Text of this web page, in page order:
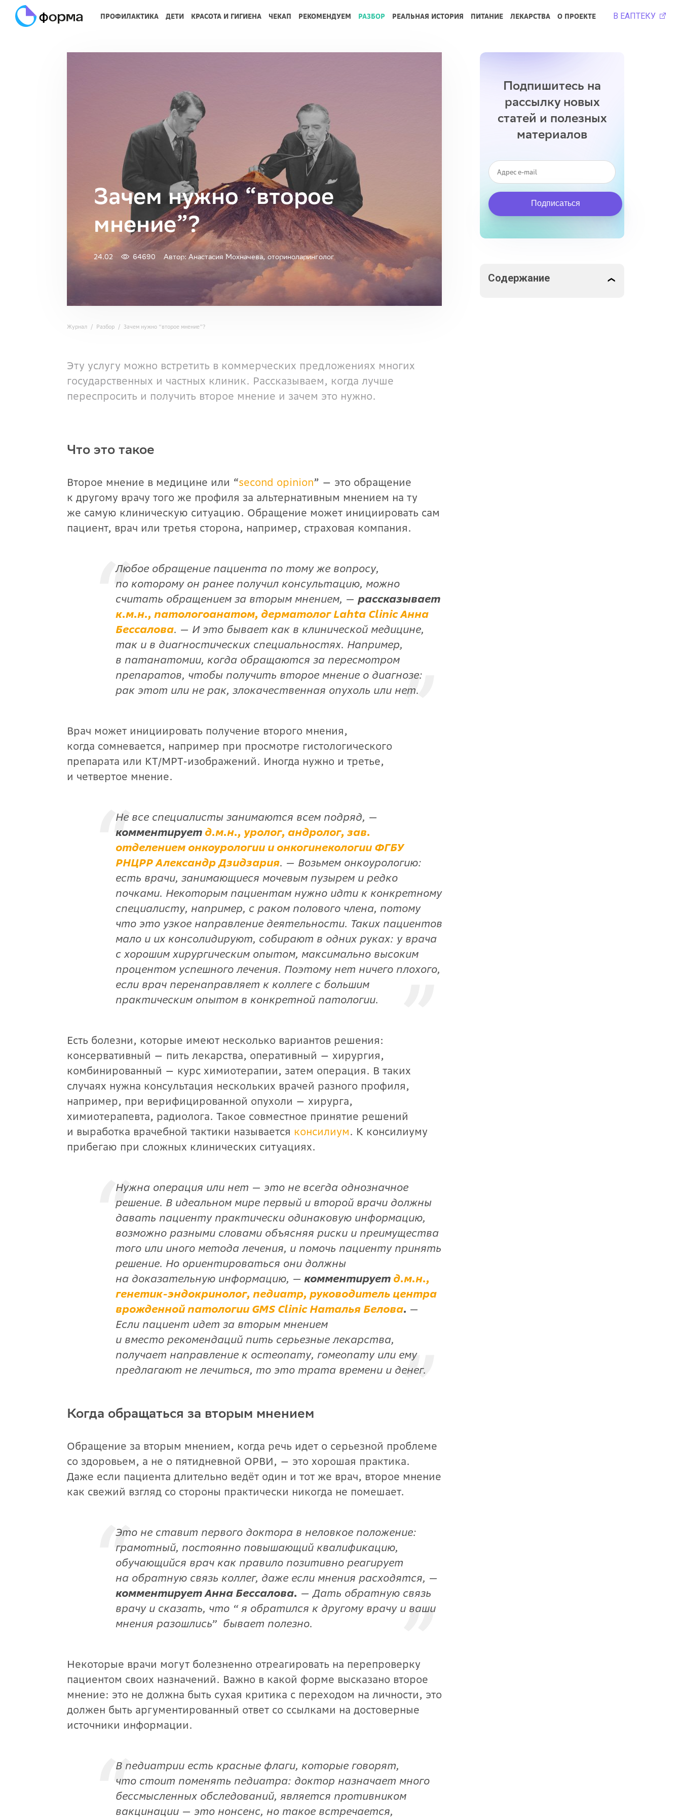
ПРОФИЛАКТИКА ДЕТИ КРАСОТА И ГИГИЕНА ЧЕКАП РЕКОМЕНДУЕМ РАЗБОР РЕАЛЬНАЯ ИСТОРИЯ ПИТАНИЕ ЛЕКАРСТВА О ПРОЕКТЕ В ЕАПТЕКУ
Зачем нужно “второе
мнение”?
24.02 64690 Автор: Анастасия Мохначева, оториноларинголог
Журнал Разбор Зачем нужно “второе мнение”?
Эту услугу можно встретить в коммерческих предложениях многих
государственных и частных клиник. Рассказываем, когда лучше
переспросить и получить второе мнение и зачем это нужно.
Что это такое
Второе мнение в медицине или “second opinion” — это обращение
к другому врачу того же профиля за альтернативным мнением на ту
же самую клиническую ситуацию. Обращение может инициировать сам
пациент, врач или третья сторона, например, страховая компания.
Любое обращение пациента по тому же вопросу,
по которому он ранее получил консультацию, можно
считать обращением за вторым мнением, — рассказывает
к.м.н., патологоанатом, дерматолог Lahta Clinic Анна
Бессалова. — И это бывает как в клинической медицине,
так и в диагностических специальностях. Например,
в патанатомии, когда обращаются за пересмотром
препаратов, чтобы получить второе мнение о диагнозе:
рак этот или не рак, злокачественная опухоль или нет.
Врач может инициировать получение второго мнения,
когда сомневается, например при просмотре гистологического
препарата или КТ/МРТ-изображений. Иногда нужно и третье,
и четвертое мнение.
Не все специалисты занимаются всем подряд, —
комментирует д.м.н., уролог, андролог, зав.
отделением онкоурологии и онкогинекологии ФГБУ
РНЦРР Александр Дзидзария. — Возьмем онкоурологию:
есть врачи, занимающиеся мочевым пузырем и редко
почками. Некоторым пациентам нужно идти к конкретному
специалисту, например, с раком полового члена, потому
что это узкое направление деятельности. Таких пациентов
мало и их консолидируют, собирают в одних руках: у врача
с хорошим хирургическим опытом, максимально высоким
процентом успешного лечения. Поэтому нет ничего плохого,
если врач перенаправляет к коллеге с большим
практическим опытом в конкретной патологии.
Есть болезни, которые имеют несколько вариантов решения:
консервативный — пить лекарства, оперативный — хирургия,
комбинированный — курс химиотерапии, затем операция. В таких
случаях нужна консультация нескольких врачей разного профиля,
например, при верифицированной опухоли — хирурга,
химиотерапевта, радиолога. Такое совместное принятие решений
и выработка врачебной тактики называется консилиум. К консилиуму
прибегаю при сложных клинических ситуациях.
Нужна операция или нет — это не всегда однозначное
решение. В идеальном мире первый и второй врачи должны
давать пациенту практически одинаковую информацию,
возможно разными словами объясняя риски и преимущества
того или иного метода лечения, и помочь пациенту принять
решение. Но ориентироваться они должны
на доказательную информацию, — комментирует д.м.н.,
генетик-эндокринолог, педиатр, руководитель центра
врожденной патологии GMS Clinic Наталья Белова. —
Если пациент идет за вторым мнением
и вместо рекомендаций пить серьезные лекарства,
получает направление к остеопату, гомеопату или ему
предлагают не лечиться, то это трата времени и денег.
Когда обращаться за вторым мнением
Обращение за вторым мнением, когда речь идет о серьезной проблеме
со здоровьем, а не о пятидневной ОРВИ, — это хорошая практика.
Даже если пациента длительно ведёт один и тот же врач, второе мнение
как свежий взгляд со стороны практически никогда не помешает.
Это не ставит первого доктора в неловкое положение:
грамотный, постоянно повышающий квалификацию,
обучающийся врач как правило позитивно реагирует
на обратную связь коллег, даже если мнения расходятся, —
комментирует Анна Бессалова. — Дать обратную связь
врачу и сказать, что “ я обратился к другому врачу и ваши
мнения разошлись” бывает полезно.
Некоторые врачи могут болезненно отреагировать на перепроверку
пациентом своих назначений. Важно в какой форме высказано второе
мнение: это не должна быть сухая критика с переходом на личности, это
должен быть аргументированный ответ со ссылками на достоверные
источники информации.
В педиатрии есть красные флаги, которые говорят,
что стоит поменять педиатра: доктор назначает много
бессмысленных обследований, является противником
вакцинации — это нонсенс, но такое встречается,
Подпишитесь на
рассылку новых
статей и полезных
материалов
Подписаться
Содержание